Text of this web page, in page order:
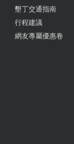
潛水友善店
五星好評
店，全家
米粉湯頭
墾丁交通指南
行程建議
網友專屬優惠卷